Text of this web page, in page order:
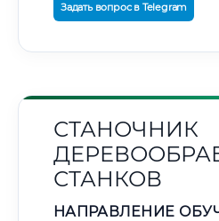
Задать вопрос в Telegram
СТАНОЧНИК
СТАНКОВ
НАПРАВЛЕНИЕ